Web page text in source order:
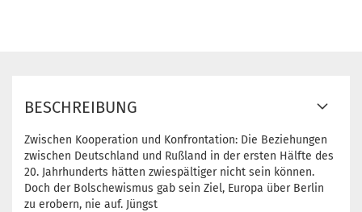
BESCHREIBUNG
Zwischen Kooperation und Konfrontation: Die Beziehungen
zwischen Deutschland und Rußland in der ersten Hälfte des
20. Jahrhunderts hätten zwiespältiger nicht sein können.
Doch der Bolschewismus gab sein Ziel, Europa über Berlin
zu erobern, nie auf. Jüngst